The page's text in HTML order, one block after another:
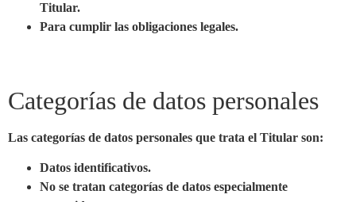
Titular.
Para cumplir las obligaciones legales.
Categorías de datos personales
Las categorías de datos personales que trata el Titular son:
Datos identificativos.
No se tratan categorías de datos especialmente